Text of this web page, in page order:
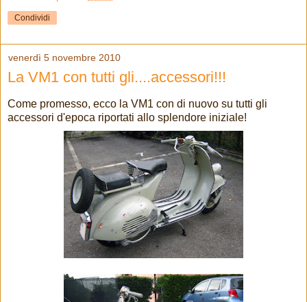
Condividi
venerdì 5 novembre 2010
La VM1 con tutti gli....accessori!!!
Come promesso, ecco la VM1 con di nuovo su tutti gli
accessori d'epoca riportati allo splendore iniziale!